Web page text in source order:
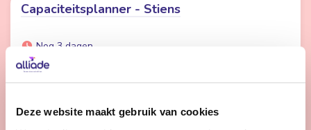
Deze website maakt gebruik van cookies
Capaciteitsplanner - Stiens
Nog 3 dagen
Stiens
28 - 32 uur | Voltijds, Onbepaalde tijd
een stap verder dan de dagelijkse praktijk?